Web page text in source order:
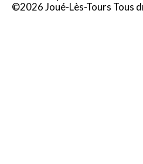
©2026 Joué-Lès-Tours Tous